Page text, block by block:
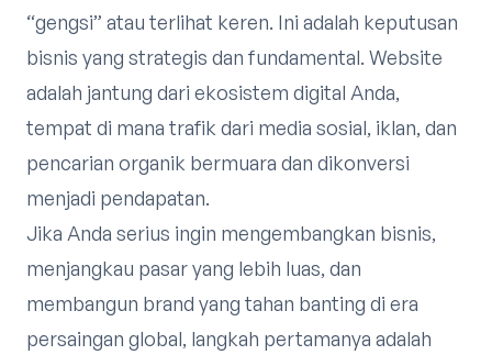
“gengsi” atau terlihat keren. Ini adalah keputusan
bisnis yang strategis dan fundamental. Website
adalah jantung dari ekosistem digital Anda,
tempat di mana trafik dari media sosial, iklan, dan
pencarian organik bermuara dan dikonversi
menjadi pendapatan.
Jika Anda serius ingin mengembangkan bisnis,
menjangkau pasar yang lebih luas, dan
membangun brand yang tahan banting di era
persaingan global, langkah pertamanya adalah